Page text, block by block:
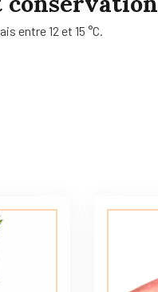
entre 12 et 15 °C.